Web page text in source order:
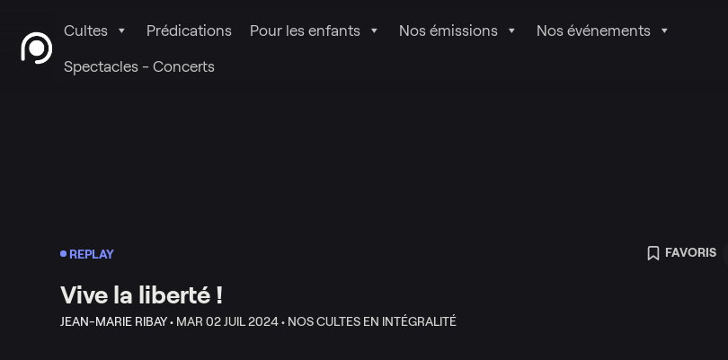
Cultes Prédications Pour les enfants Nos émissions Nos événements
Spectacles - Concerts
REPLAY FAVORIS
Vive la liberté !
JEAN-MARIE RIBAY • MAR 02 JUIL 2024 • NOS CULTES EN INTÉGRALITÉ